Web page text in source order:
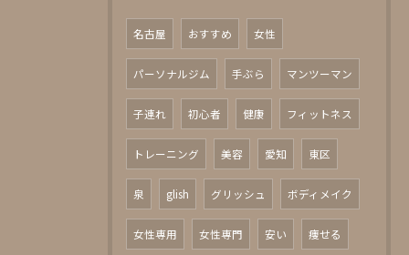
名古屋 おすすめ 女性
パーソナルジム 手ぶら マンツーマン
子連れ 初心者 健康 フィットネス
トレーニング 美容 愛知 東区
泉 glish グリッシュ ボディメイク
女性専用 女性専門 安い 痩せる